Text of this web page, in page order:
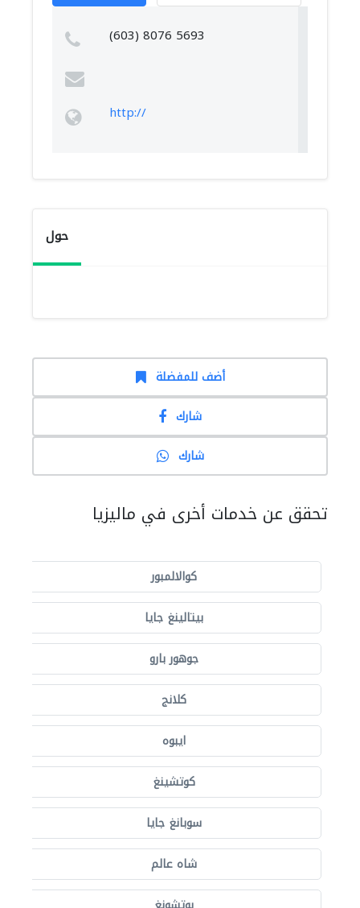
(603) 8076 5693
http://
حول
أضف للمفضلة
شارك
شارك
تحقق عن خدمات أخرى في ماليزيا
كوالالمبور
بيتالينغ جايا
جوهور بارو
كلانج
ايبوه
كوتشينغ
سوبانغ جايا
شاه عالم